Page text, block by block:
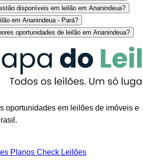
disponíveis em leilão em Ananindeua?
em Ananindeua - Pará?
oportunidades de leilão em Ananindeua?
oportunidades em leilões de imóveis e
Planos Check Leilões